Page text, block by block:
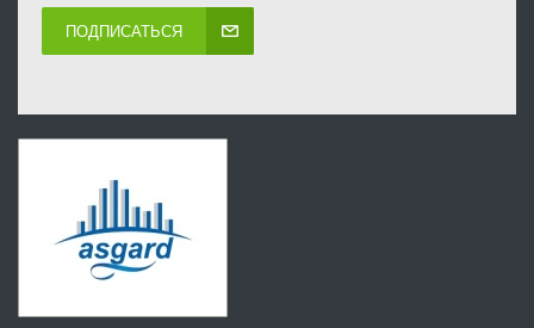
ПОДПИСАТЬСЯ